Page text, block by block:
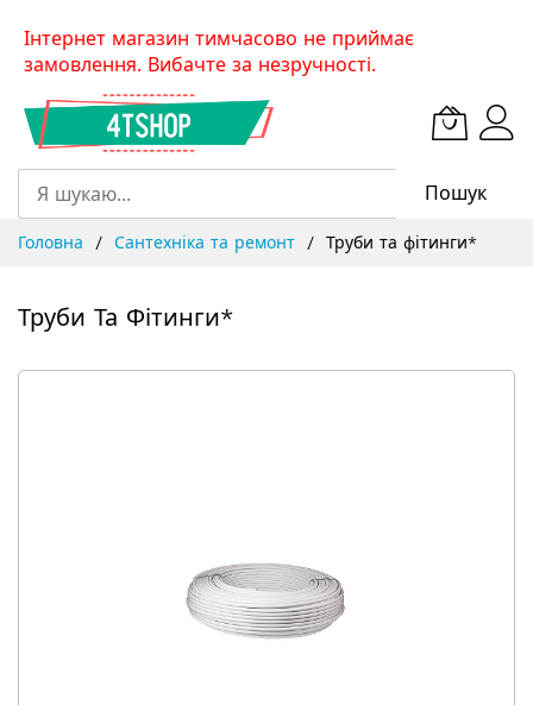
SkipІнтернет магазин тимчасово не приймає
замовлення. Вибачте за незручності.
Пошук
Головна Сантехніка та ремонт Труби та фітинги*
Труби Та Фітинги*